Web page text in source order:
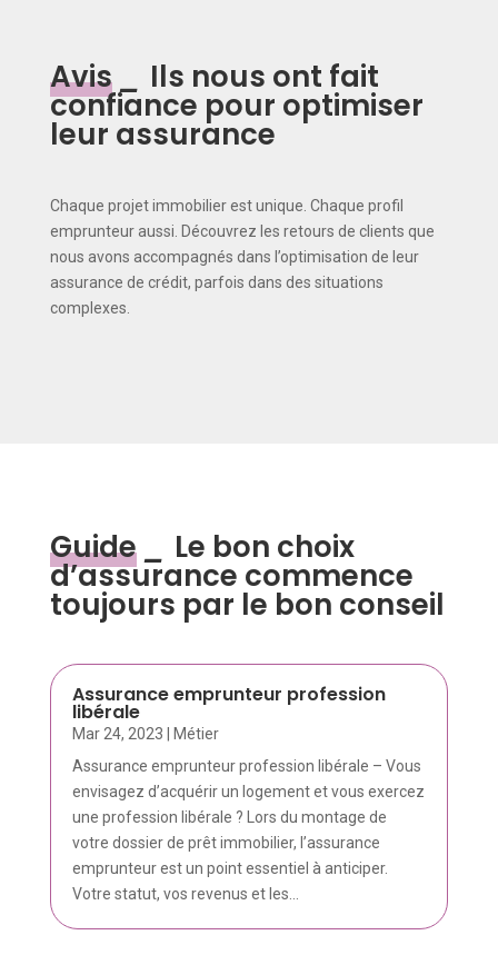
Avis _ Ils nous ont fait
confiance pour optimiser
leur assurance
Chaque projet immobilier est unique. Chaque profil
emprunteur aussi. Découvrez les retours de clients que
nous avons accompagnés dans l’optimisation de leur
assurance de crédit, parfois dans des situations
complexes.
Guide _ Le bon choix
d’assurance commence
toujours par le bon conseil
Assurance emprunteur profession
libérale
Mar 24, 2023
Métier
Assurance emprunteur profession libérale – Vous
envisagez d’acquérir un logement et vous exercez
une profession libérale ? Lors du montage de
votre dossier de prêt immobilier, l’assurance
emprunteur est un point essentiel à anticiper.
Votre statut, vos revenus et les...